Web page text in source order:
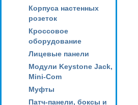
Корпуса настенных
розеток
Кроссовое
оборудование
Лицевые панели
Модули Keystone Jack,
Mini-Com
Муфты
Патч-панели, боксы и